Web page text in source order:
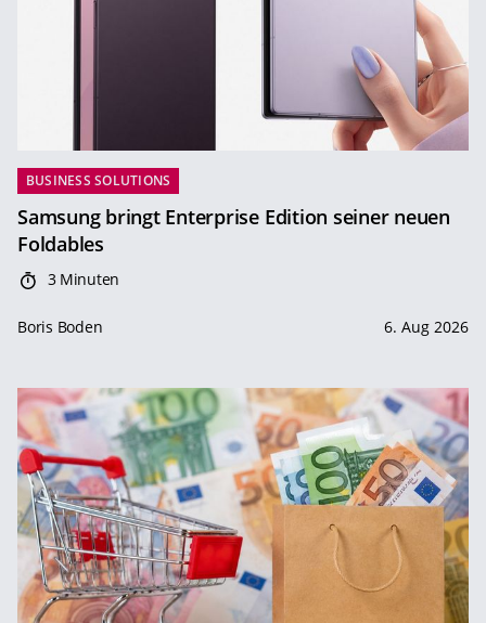
BUSINESS SOLUTIONS
Samsung bringt Enterprise Edition seiner neuen
Foldables
3 Minuten
Boris Boden 6. Aug 2026